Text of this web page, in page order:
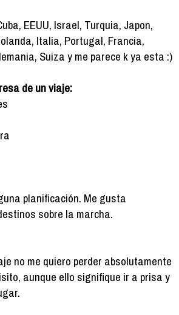
EEUU, Israel, Turquia, Japon,
Italia, Portugal, Francia,
Suiza y me parece k ya esta :)
de un viaje:
planificación. Me gusta
sobre la marcha.
no me quiero perder absolutamente
aunque ello signifique ir a prisa y